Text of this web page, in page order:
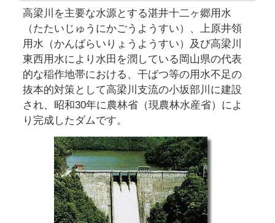
高梁川を主要な水源とする湛井十二ヶ郷用水
（たたいじゅうにかごうようすい）、上原井領
用水（かんばらいりょうようすい）及び高梁川
東西用水により水田を潤している岡山県の代表
的な稲作地帯における、干ばつ等の用水不足の
抜本的対策として高梁川支流の小坂部川に建設
され、昭和30年に農林省（現農林水産省）によ
り完成したダムです。